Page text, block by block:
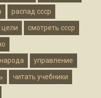
распад ссср
цели смотреть ссср
управление
читать учебники